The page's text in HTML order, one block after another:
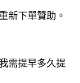
新下單贊助。
需提早多久提